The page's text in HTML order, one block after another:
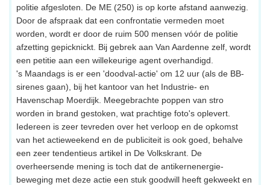
politie afgesloten. De ME (250) is op korte afstand aanwezig.
Door de afspraak dat een confrontatie vermeden moet
worden, wordt er door de ruim 500 mensen vóór de politie
afzetting gepicknickt. Bij gebrek aan Van Aardenne zelf, wordt
een petitie aan een willekeurige agent overhandigd.
's Maandags is er een 'doodval-actie' om 12 uur (als de BB-
sirenes gaan), bij het kantoor van het Industrie- en
Havenschap Moerdijk. Meegebrachte poppen van stro
worden in brand gestoken, wat prachtige foto's oplevert.
Iedereen is zeer tevreden over het verloop en de opkomst
van het actieweekend en de publiciteit is ook goed, behalve
een zeer tendentieus artikel in De Volkskrant. De
overheersende mening is toch dat de antikernenergie-
beweging met deze actie een stuk goodwill heeft gekweekt en